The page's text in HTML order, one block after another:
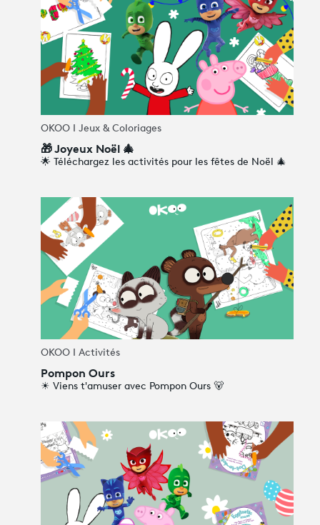
🎁 Joyeux Noël 🎄
🌟 Téléchargez les activités pour les fêtes de Noël 🎄
OKOO I Jeux & Coloriages
Pompon Ours
☀ Viens t'amuser avec Pompon Ours 🐻
OKOO I Activités